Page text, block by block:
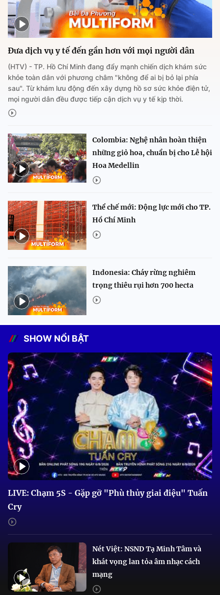
Đưa dịch vụ y tế đến gần hơn với mọi người dân
(HTV) - TP. Hồ Chí Minh đang đẩy mạnh chiến dịch khám sức
khỏe toàn dân với phương châm "không để ai bị bỏ lại phía
sau". Từ khám lưu động đến xây dựng hồ sơ sức khỏe điện tử,
mọi người dân đều được tiếp cận dịch vụ y tế kịp thời.
Colombia: Nghệ nhân hoàn thiện
những giỏ hoa, chuẩn bị cho Lễ hội
Hoa Medellin
Thể chế mới: Động lực mới cho TP.
Hồ Chí Minh
Indonesia: Cháy rừng nghiêm
trọng thiêu rụi hơn 700 hecta
SHOW NỔI BẬT
LIVE: Chạm 5S - Gặp gỡ "Phù thủy giai điệu" Tuấn
Cry
Nét Việt: NSND Tạ Minh Tâm và
khát vọng lan tỏa âm nhạc cách
mạng